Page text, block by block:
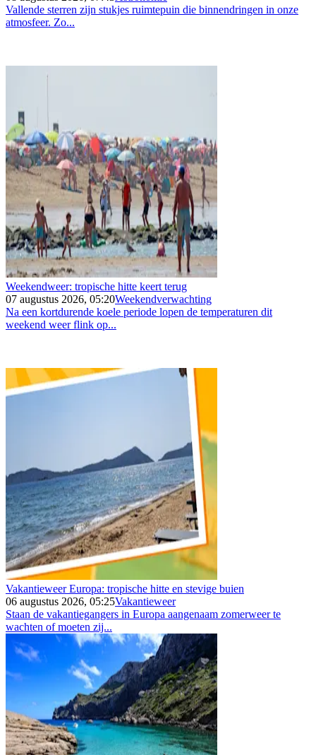
Vallende sterren zijn stukjes ruimtepuin die binnendringen in onze
atmosfeer. Zo...
Weekendweer: tropische hitte keert terug
07 augustus 2026, 05:20Weekendverwachting
Na een kortdurende koele periode lopen de temperaturen dit
weekend weer flink op...
Vakantieweer Europa: tropische hitte en stevige buien
06 augustus 2026, 05:25Vakantieweer
Staan de vakantiegangers in Europa aangenaam zomerweer te
wachten of moeten zij...